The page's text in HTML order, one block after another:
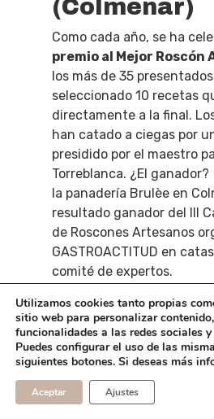
(Colmenar)
Como cada año, se ha
premio al Mejor Roscón
los más de 35
seleccionado 10 recetas
directamente a la final.
han catado a ciegas por
presidido por el maestro
Torreblanca. ¿El
la panadería Brulèe en
resultado ganador del III
de Roscones Artesanos
GASTROACTITUD en
comité de expertos.
Utilizamos cookies tanto propias
sitio web para personalizar
funcionalidades a las redes sociales
Puedes configurar el uso de las
siguientes botones. Si deseas más
Aceptar Ajustes